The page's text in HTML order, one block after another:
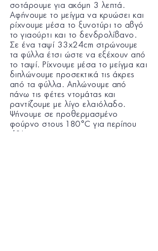
σοτάρουμε για ακόμη 3 λεπτά.
Αφήνουμε το μείγμα να κρυώσει και
ρίχνουμε μέσα το ξυνοτύρι το αβγό
το γιαούρτι και το δενδρολίβανο.
Σε ένα ταψί 33x24cm στρώνουμε
τα φύλλα έτσι ώστε να εξέχουν από
το ταψί. Ρίχνουμε μέσα το μείγμα και
διπλώνουμε προσεκτικά τις άκρες
από τα φύλλα. Απλώνουμε από
πάνω τις φέτες ντομάτας και
ραντίζουμε με λίγο ελαιόλαδο.
Ψήνουμε σε προθερμασμένο
φούρνο στους 180°C για περίπου